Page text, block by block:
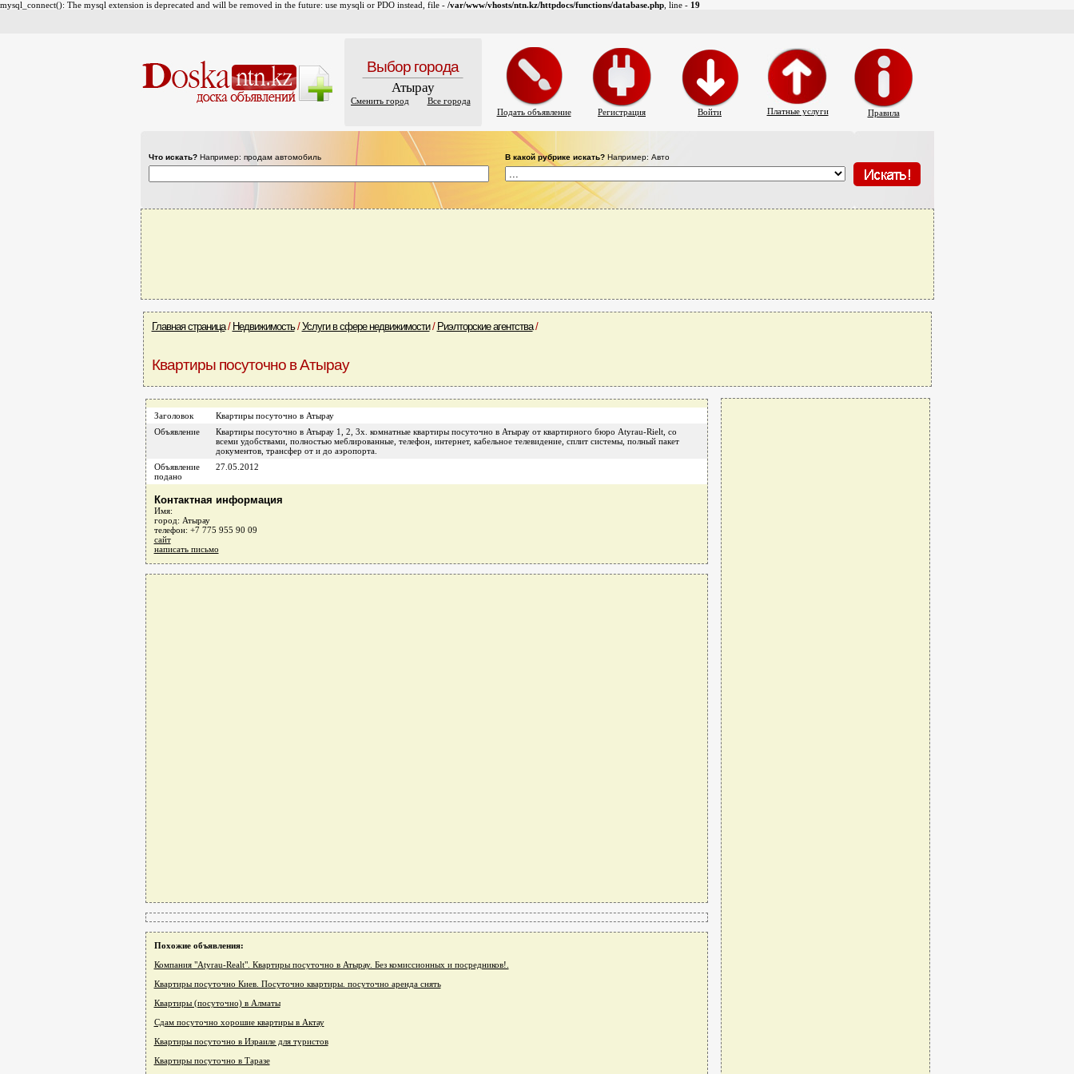
mysql_connect(): The mysql extension is deprecated and will be removed in the future: use mysqli or PDO instead, file - /var/www/vhosts/ntn.kz/httpdocs/functions/database.php , line - 19
Выбор города
Атырау
Сменить город
Все города
Подать объявление
Регистрация Войти Платные услуги Правила
Что искать?Например: продам автомобиль В какой рубрике искать?Например: Авто
Главная страница/ Недвижимость/Услуги в сфере недвижимости/ Риэлторские агентства/
Квартиры посуточно в Атырау
Заголовок
Квартиры посуточно в Атырау
Объявление
Квартиры посуточно в Атырау 1, 2, 3х. комнатные квартиры посуточно в Атырау от квартирного бюро Atyrau-Rielt, со
всеми удобствами, полностью меблированные, телефон, интернет, кабельное телевидение, сплит системы, полный пакет
документов, трансфер от и до аэропорта.
Объявление
подано
27.05.2012
Контактная информация
Имя:
город: Атырау
телефон: +7 775 955 90 09
сайт
написать письмо
Похожие объявления:
Компания "Atyrau-Realt". Квартиры посуточно в Атырау. Без комиссионных и посредников!.
Квартиры посуточно Киев. Посуточно квартиры. посуточно аренда снять
Квартиры (посуточно) в Алматы
Сдам посуточно хорошие квартиры в Актау
Квартиры посуточно в Израиле для туристов
Квартиры посуточно в Таразе